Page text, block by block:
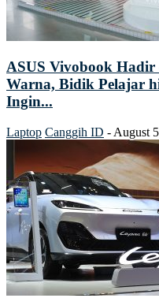
ASUS Vivobook
Warna, Bidik Pelajar
Ingin...
Laptop Canggih ID - August